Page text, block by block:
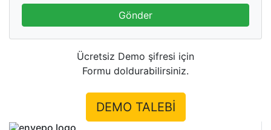
Gönder
Ücretsiz Demo şifresi için
Formu doldurabilirsiniz.
DEMO TALEBİ